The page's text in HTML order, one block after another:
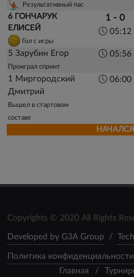
Результативный пас
6 ГОНЧАРУК
ЕЛИСЕЙ
Гол с игры
1 - 0
05:12
5 Зарубин Егор
Проиграл спринт
05:56
1 Миргородский
Дмитрий
Вышел в стартовом
составе
06:00
Copyrights © 2020 All Rights
Developed by G3A Group /
Политика конфиденциальности
Главная
/